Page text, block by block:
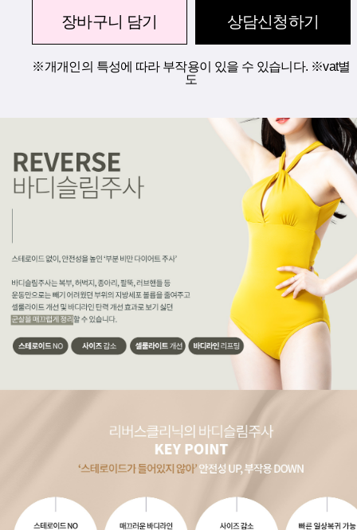
장바구니 담기 상담신청하기
※개개인의 특성에 따라 부작용이 있을 수 있습니다. ※vat별
도